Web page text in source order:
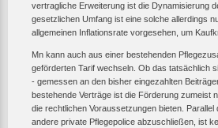
vertragliche Erweiterung ist die Dynamisierung
gesetzlichen Umfang ist eine solche allerdings
allgemeinen Inflationsrate vorgesehen, um
Mn kann auch aus einer bestehenden
geförderten Tarif wechseln. Ob das tatsächlich
- gemessen an den bisher eingezahlten
bestehende Verträge ist die Förderung zumeist
die rechtlichen Voraussetzungen bieten. Parallel
andere private Pflegepolice abzuschließen, ist